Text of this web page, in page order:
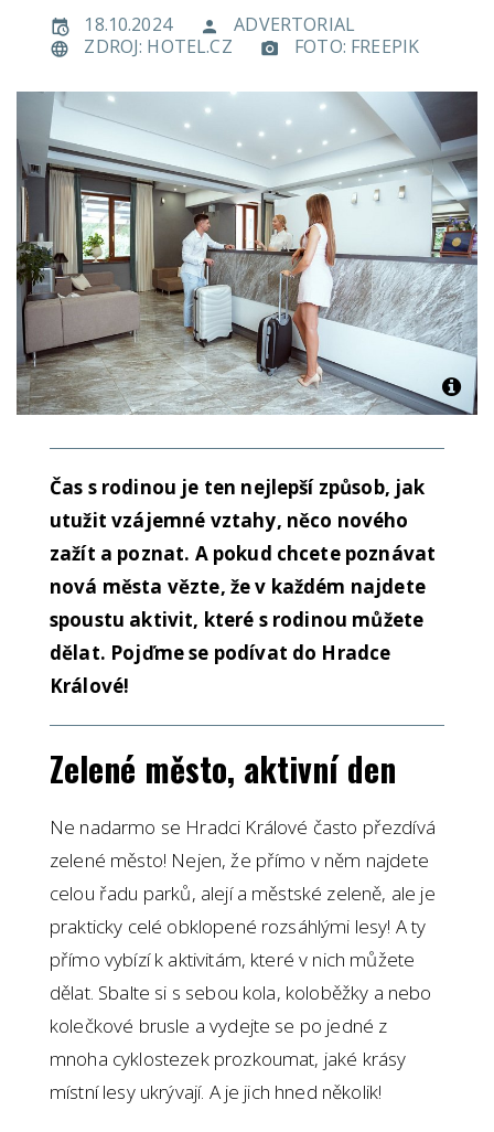
18.10.2024
ADVERTORIAL
ZDROJ: HOTEL.CZ
FOTO: FREEPIK
Čas s rodinou je ten nejlepší způsob, jak
utužit vzájemné vztahy, něco nového
zažít a poznat. A pokud chcete poznávat
nová města vězte, že v každém najdete
spoustu aktivit, které s rodinou můžete
dělat. Pojďme se podívat do Hradce
Králové!
Zelené město, aktivní den
Ne nadarmo se Hradci Králové často přezdívá
zelené město! Nejen, že přímo v něm najdete
celou řadu parků, alejí a městské zeleně, ale je
prakticky celé obklopené rozsáhlými lesy! A ty
přímo vybízí k aktivitám, které v nich můžete
dělat. Sbalte si s sebou kola, koloběžky a nebo
kolečkové brusle a vydejte se po jedné z
mnoha cyklostezek prozkoumat, jaké krásy
místní lesy ukrývají. A je jich hned několik!